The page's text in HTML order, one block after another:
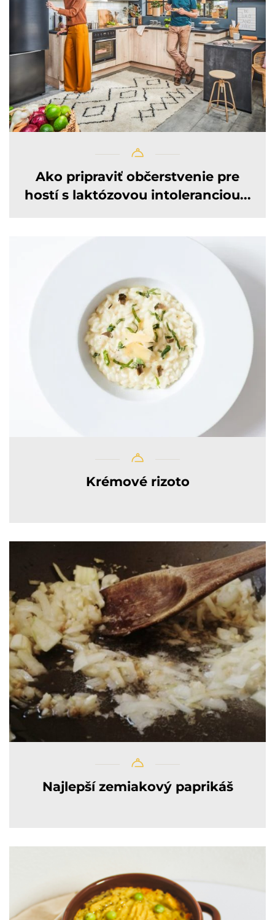
Ako pripraviť občerstvenie pre
hostí s laktózovou intoleranciou...
Krémové rizoto
Najlepší zemiakový paprikáš